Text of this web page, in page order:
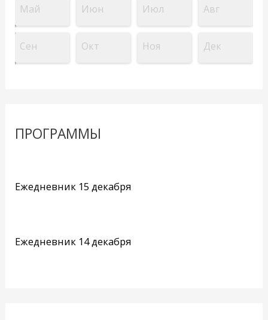
Май Июн Июл Авг
Сен Окт Ноя Дек
ПРОГРАММЫ
Ежедневник 15 декабря
Ежедневник 14 декабря